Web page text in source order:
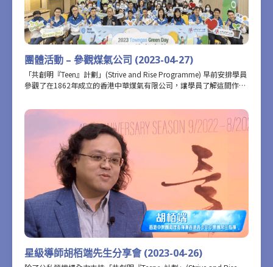
團體活動 – 參觀煤氣公司 (2023-04-27)
「共創明『Teen』計劃」(Strive and Rise Programme) 早前安排學員
參觀了在1862年成立的香港中華煤氣有限公司，讓學員了解這間作為
各戶提供穩定的煤氣供應。這次參觀活動，包括該公司總部大樓內的
「煤氣創新館」和「未來能源館」，以及位於大埔的煤氣廠，向學員
介紹可再生能源、氫氣能源的發展和一些最新的綠色能源。日後我們
將舉辦更多這類型的活動，讓學員可以看得更多，豐富他們的人生閱
星級導師胡栢端先生分享會 (2023-04-26)